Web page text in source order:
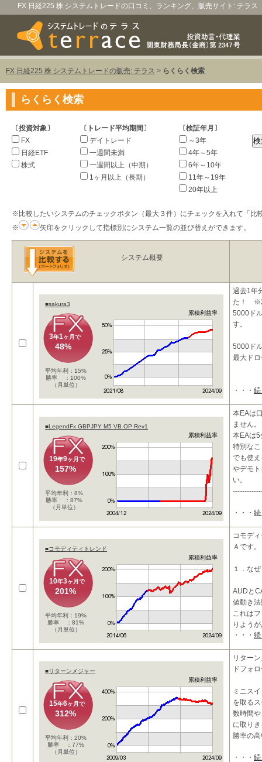
FX 日経225 株 システムトレードの口コミ、ランキング、販売サイト: テラス
FX 日経225 株 システムトレードの販売: テラス > らくらく検索
らくらく検索
〔投資対象〕
FX
日経ETF
株式
〔トレード平均期間〕
デイトレード
一週間未満
一週間以上（中期）
1ヶ月以上（長期）
〔検証年月〕
～3年
4年～5年
6年～10年
11年～19年
20年以上
※比較したいシステムのチェックボタン（最大３件）にチェックを入れて「比
※
矢印をクリックして指標別にシステム一覧の並び替えができます。
システム概要
■sakura3
累積利益率
3年1ヶ月で
48%
平均年利：15%
勝率 ：100%
（月単位）
過去1年
た！
5000ド
す。
5000ド
最大ド
・・・
■LegendFx GBPJPY M5 VB OP Rev1
累積利益率
19年9ヶ月で
157%
平均年利：8%
勝率 ：87%
（月単位）
本EAは
ません。
本EAは5
特別な
でも使
やデモ
い。
・・・
■コモディティトレンド
累積利益率
10年3ヶ月で
201%
平均年利：19%
勝率 ：81%
（月単位）
コモデ
Ａです。
１．な
AUDと
値動き
これは
りよう
普遍的
・・・
■リターンメジャー
累積利益率
15年6ヶ月で
312%
平均年利：20%
勝率 ：77%
（月単位）
リター
ドフォ
ミニス
を取る
数時間
に取り
勝率の
・・・